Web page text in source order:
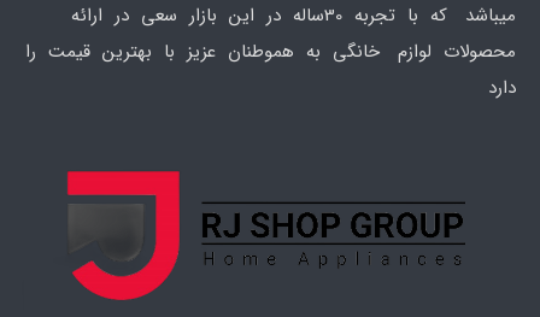
میباشد که با تجربه 30ساله در این بازار سعی در ارائه
محصولات لوازم خانگی به هموطنان عزیز با بهترین قیمت را
دارد